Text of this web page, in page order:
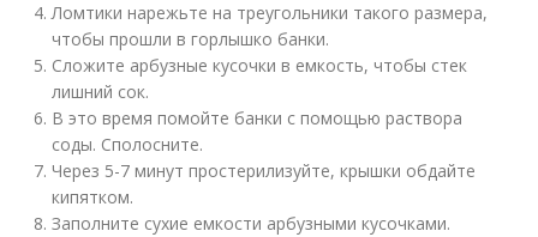
Ломтики нарежьте на треугольники такого размера,
чтобы прошли в горлышко банки.
Сложите арбузные кусочки в емкость, чтобы стек
лишний сок.
В это время помойте банки с помощью раствора
соды. Сполосните.
Через 5-7 минут простерилизуйте, крышки обдайте
кипятком.
Заполните сухие емкости арбузными кусочками.